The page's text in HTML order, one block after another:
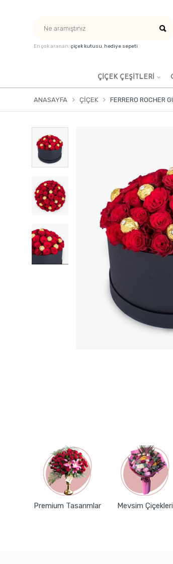
En çok aranan: çiçek kutusu, hediye sepeti
ÇIÇEK ÇEŞITLERI
ANASAYFA ÇIÇEK FERRERO ROCHER
Premium Tasarımlar Mevsim Çiçekleri